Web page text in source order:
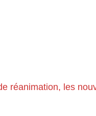
réanimation, les